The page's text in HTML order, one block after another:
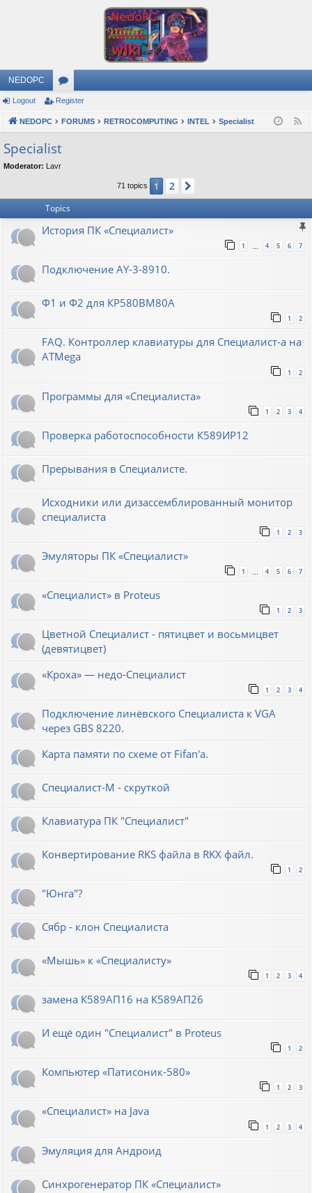
NEDOPC
or
u
m
s
Logout Register
NEDOPC FORUMS RETROCOMPUTING INTEL Specialist
Specialist
Moderator: Lavr
71 topics 1 2
Topics
История ПК «Специалист»
1 … 4 5 6 7
Подключение AY-3-8910.
Ф1 и Ф2 для КР580ВМ80А
1 2
FAQ. Контроллер клавиатуры для Специалист-а на
ATMega
1 2
Программы для «Специалиста»
1 2 3 4
Проверка работоспособности К589ИР12
Прерывания в Специалисте.
Исходники или дизассемблированный монитор
специалиста
1 2 3
Эмуляторы ПК «Специалист»
1 4 5 6 7
«Специалист» в Proteus
1 2 3
Цветной Специалист - пятицвет и восьмицвет
(девятицвет)
«Кроха» — недо-Специалист
1 2 3 4
Подключение линёвского Специалиста к VGA
через GBS 8220.
Карта памяти по схеме от Fifan'a.
Специалист-М - скруткой
Клавиатура ПК "Специалист"
Конвертирование RKS файла в RKX файл.
1 2
"Юнга"?
Сябр - клон Специалиста
«Мышь» к «Специалисту»
1 2 3 4
замена К589АП16 на К589АП26
И ещё один "Специалист" в Proteus
1 2
Компьютер «Патисоник-580»
1 2 3
«Специалист» на Java
1 2 3 4
Эмуляция для Андроид
Синхрогенератор ПК «Специалист»